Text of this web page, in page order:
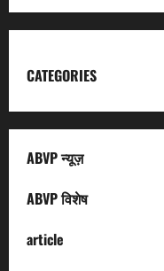
CATEGORIES
ABVP न्यूज़
ABVP विशेष
article